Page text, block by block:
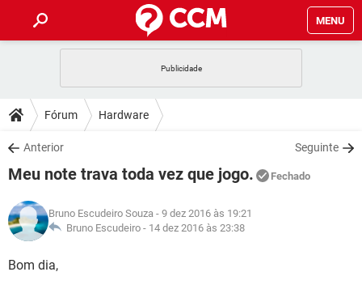
MENU
CELULAR
OUTLOOK
INSTAGRAM GMAIL
GUIA DE COMPRAS
DICAS
JOGOS
INSTAGRAM GMAIL
GUIA DE COMPRAS
DOWNLOADS
JOGOS WHATSAPP
CELULAR
OUTLOOK EXCEL
INSTAGRAM
JOGOS WHATSAPP
CELULAR
OUTLOOK
GLOSSÁRIO
JOGOS
Fórum Hardware
Anterior Seguinte
Meu note trava toda vez que jogo. Fechado
Bruno Escudeiro Souza - 9 dez 2016 às 19:21
Bruno Escudeiro - 14 dez 2016 às 23:38
Bom dia,